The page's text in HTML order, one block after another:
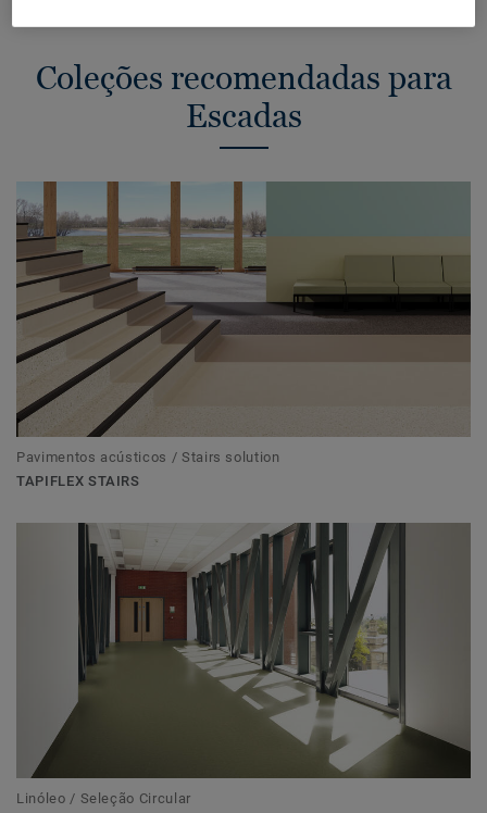
Coleções recomendadas para
Escadas
Pavimentos acústicos / Stairs solution
TAPIFLEX STAIRS
Linóleo / Seleção Circular